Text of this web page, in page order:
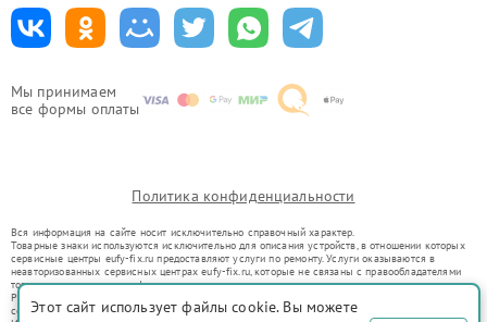
Мы принимаем
все формы оплаты
Политика конфиденциальности
Вся информация на сайте носит исключительно справочный характер.
Товарные знаки используются исключительно для описания устройств, в отношении которых
сервисные центры eufy-fix.ru предоставляют услуги по ремонту. Услуги оказываются в
неавторизованных сервисных центрах eufy-fix.ru, которые не связаны с правообладателями
товарных знаков или их официальными представителями.
Ремонт осуществляется для устройств, уже введенных в гражданский оборот в соответствии
со статьей 1487 ГК РФ.
Этот сайт использует файлы cookie. Вы можете